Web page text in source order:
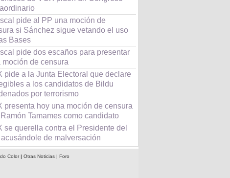
pide al PP una moción de
si Sánchez sigue vetando el uso
Bases
pide dos escaños para presentar
moción de censura
pide a la Junta Electoral que declare
a los candidatos de Bildu
por terrorismo
presenta hoy una moción de censura
Tamames como candidato
se querella contra el Presidente del
de malversación
Color| Otras Noticias| Foro